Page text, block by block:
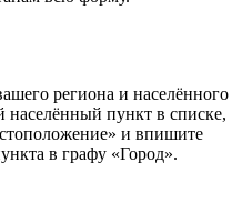
региона и населённого
пункт в списке,
и впишите
в графу «Город».